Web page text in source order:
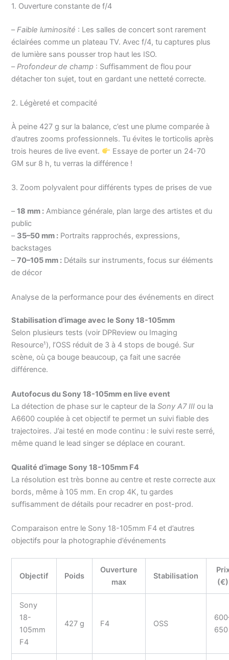
1. Ouverture constante de f/4
–Faible luminosité : Les salles de concert sont rarement
éclairées comme un plateau TV. Avec f/4, tu captures plus
de lumière sans pousser trop haut les ISO.
–Profondeur de champ : Suffisamment de flou pour
détacher ton sujet, tout en gardant une netteté correcte.
2. Légèreté et compacité
À peine 427 g sur la balance, c’est une plume comparée à
d’autres zooms professionnels. Tu évites le torticolis après
trois heures de live event.
Essaye de porter un 24-70
GM sur 8 h, tu verras la différence !
3. Zoom polyvalent pour différents types de prises de vue
–18 mm : Ambiance générale, plan large des artistes et du
public
– 35–50 mm : Portraits rapprochés, expressions,
backstages
–70–105 mm : Détails sur instruments, focus sur éléments
de décor
Analyse de la performance pour des événements en direct
Stabilisation d’image avec le Sony 18-105mm
Selon plusieurs tests (voir DPReview ou Imaging
Resource¹), l’OSS réduit de 3 à 4 stops de bougé. Sur
scène, où ça bouge beaucoup, ça fait une sacrée
différence.
Autofocus du Sony 18-105mm en live event
La détection de phase sur le capteur de laSony A7 III ou la
A6600 couplée à cet objectif te permet un suivi fiable des
trajectoires. J’ai testé en mode continu : le suivi reste serré,
même quand le lead singer se déplace en courant.
Qualité d’image Sony 18-105mm F4
La résolution est très bonne au centre et reste correcte aux
bords, même à 105 mm. En crop 4K, tu gardes
suffisamment de détails pour recadrer en post-prod.
Comparaison entre le Sony 18-105mm F4 et d’autres
objectifs pour la photographie d’événements
Objectif Poids
Ouverture
max
Stabilisation
(€)
Sony
18-
105mm
F4
427 g F4 OSS
650